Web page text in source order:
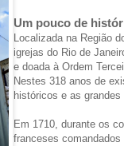
Um pouco de
Localizada na Região
igrejas do Rio de
e doada à Ordem
Nestes 318 anos de
históricos e as
Em 1710, durante os
franceses